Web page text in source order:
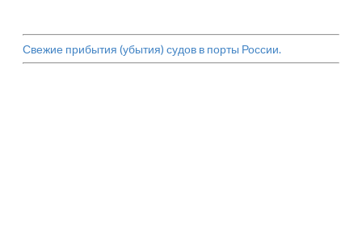
Свежие прибытия (убытия) судов в порты России.